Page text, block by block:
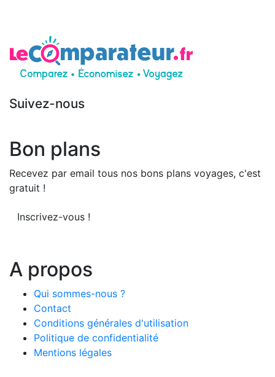
Suivez-nous
Bon plans
Recevez par email tous nos bons plans voyages, c'est
gratuit !
Inscrivez-vous !
A propos
Qui sommes-nous ?
Contact
Conditions générales d'utilisation
Politique de confidentialité
Mentions légales